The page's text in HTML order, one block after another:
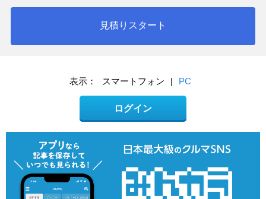
見積りスタート
表示： スマートフォン | PC
ログイン